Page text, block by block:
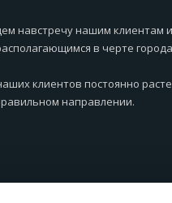
навстречу нашим клиентам
в черте
клиентов постоянно
направлении.